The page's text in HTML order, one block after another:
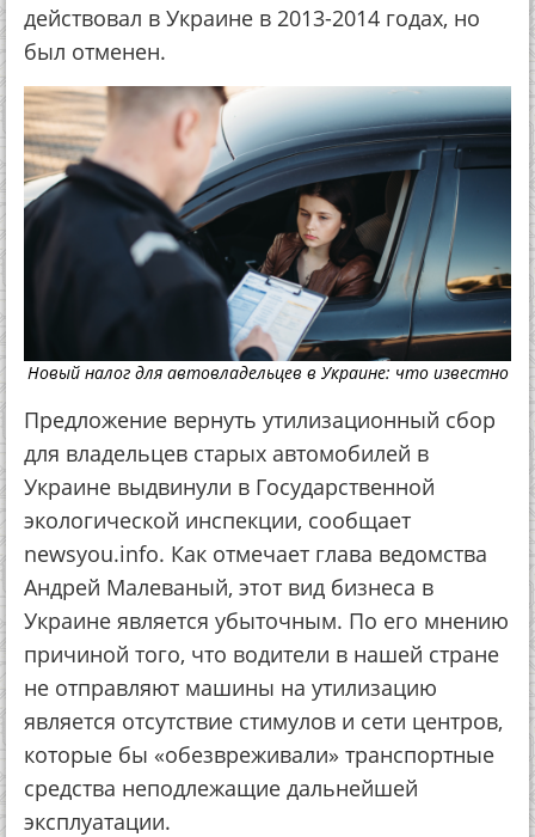
действовал в Украине в 2013-2014 годах, но
был отменен.
Новый налог для автовладельцев в Украине: что известно
Предложение вернуть утилизационный сбор
для владельцев старых автомобилей в
Украине выдвинули в Государственной
экологической инспекции, сообщает
newsyou.info. Как отмечает глава ведомства
Андрей Малеваный, этот вид бизнеса в
Украине является убыточным. По его мнению
причиной того, что водители в нашей стране
не отправляют машины на утилизацию
является отсутствие стимулов и сети центров,
которые бы «обезвреживали» транспортные
средства неподлежащие дальнейшей
эксплуатации.